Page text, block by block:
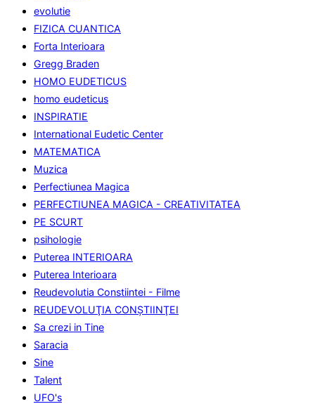
evolutie
FIZICA CUANTICA
Forta Interioara
Gregg Braden
HOMO EUDETICUS
homo eudeticus
INSPIRATIE
International Eudetic Center
MATEMATICA
Muzica
Perfectiunea Magica
PERFECTIUNEA MAGICA - CREATIVITATEA
PE SCURT
psihologie
Puterea INTERIOARA
Puterea Interioara
Reudevolutia Constiintei - Filme
REUDEVOLUŢIA CONŞTIINŢEI
Sa crezi in Tine
Saracia
Sine
Talent
UFO's